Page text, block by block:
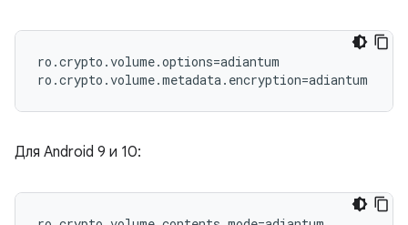
ro.crypto.volume.options=adiantum
Для Android 9 и 10: